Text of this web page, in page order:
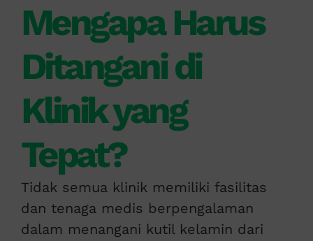
Mengapa Harus
Ditangani di
Klinik yang
Tepat?
Tidak semua klinik memiliki fasilitas
dan tenaga medis berpengalaman
dalam menangani kutil kelamin dari